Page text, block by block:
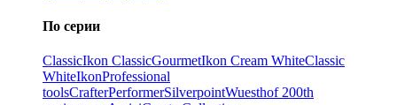
По серии
ClassicIkon ClassiсGourmetIkon Cream WhiteClassic
WhiteIkonProfessional
toolsCrafterPerformerSilverpointWuesthof 200th